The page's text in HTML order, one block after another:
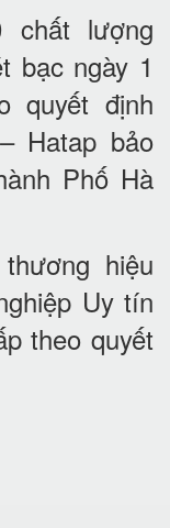
chất lượng
bạc ngày 1
quyết định
Hatap bảo
Phố Hà
hiệu
Uy tín
theo quyết